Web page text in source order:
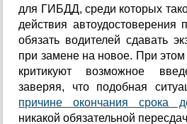
для ГИБДД, среди которых
действия автоудостоверения
обязать водителей сдавать
при замене на новое. При этом
критикуют возможное
заверяя, что подобная
причине окончания срока
никакой обязательной